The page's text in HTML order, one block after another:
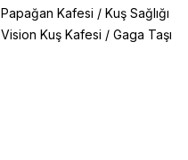
Papağan Kafesi / Kuş Sağlığı
Vision Kuş Kafesi / Gaga Taşı